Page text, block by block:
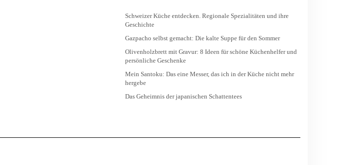
Schweizer Küche entdecken. Regionale Spezialitäten und ihre
Geschichte
Gazpacho selbst gemacht: Die kalte Suppe für den Sommer
Olivenholzbrett mit Gravur: 8 Ideen für schöne Küchenhelfer und
persönliche Geschenke
Mein Santoku: Das eine Messer, das ich in der Küche nicht mehr
hergebe
Das Geheimnis der japanischen Schattentees